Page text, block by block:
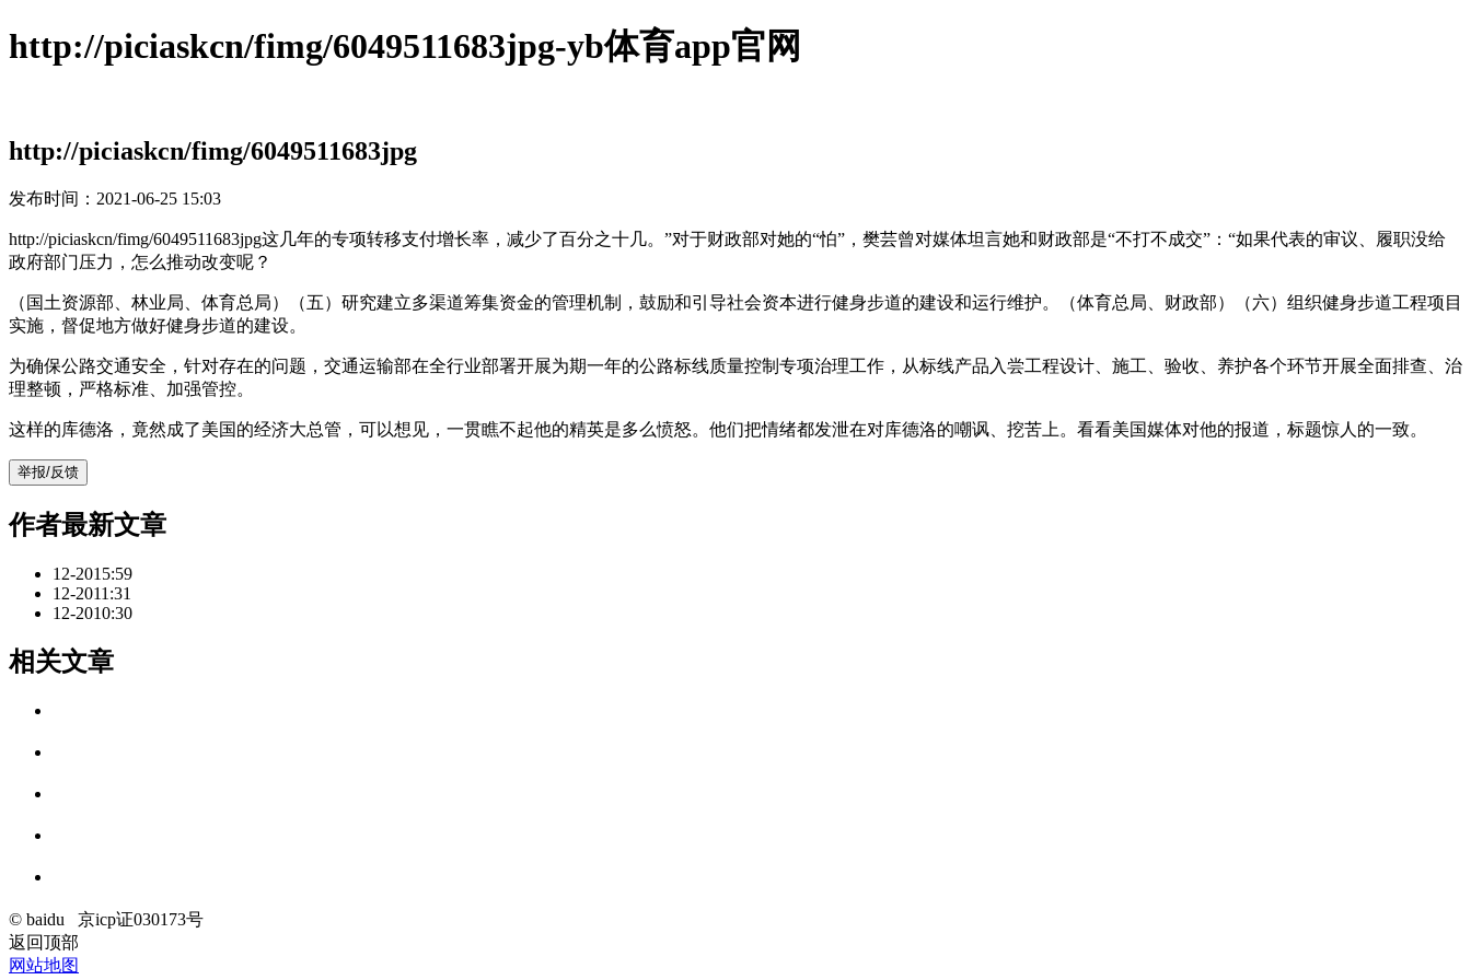
http://piciaskcn/fimg/6049511683jpg-yb体育app官网
http://piciaskcn/fimg/6049511683jpg
发布时间：2021-06-25 15:03
http://piciaskcn/fimg/6049511683jpg这几年的专项转移支付增长率，减少了百分之十几。”对于财政部对她的“怕”，樊芸曾对媒体坦言她和财政部是“不打不成交”：“如果代表的审议、履职没给
政府部门压力，怎么推动改变呢？
（国土资源部、林业局、体育总局）（五）研究建立多渠道筹集资金的管理机制，鼓励和引导社会资本进行健身步道的建设和运行维护。（体育总局、财政部）（六）组织健身步道工程项目
实施，督促地方做好健身步道的建设。
为确保公路交通安全，针对存在的问题，交通运输部在全行业部署开展为期一年的公路标线质量控制专项治理工作，从标线产品入尝工程设计、施工、验收、养护各个环节开展全面排查、治
理整顿，严格标准、加强管控。
这样的库德洛，竟然成了美国的经济大总管，可以想见，一贯瞧不起他的精英是多么愤怒。他们把情绪都发泄在对库德洛的嘲讽、挖苦上。看看美国媒体对他的报道，标题惊人的一致。
举报/反馈
作者最新文章
12-2015:59
12-2011:31
12-2010:30
相关文章
© baidu
京icp证030173号
返回顶部
网站地图